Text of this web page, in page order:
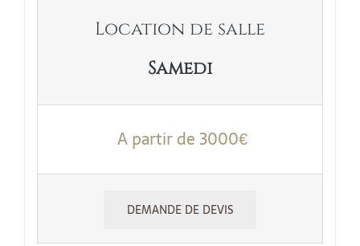
Location de salle
Samedi
A partir de 3000€
DEMANDE DE DEVIS